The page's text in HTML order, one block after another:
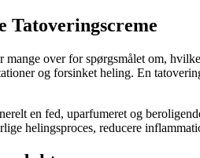
Tatoveringscreme
mange over for spørgsmålet om,
og forsinket heling. En
en fed, uparfumeret og
helingsproces, reducere